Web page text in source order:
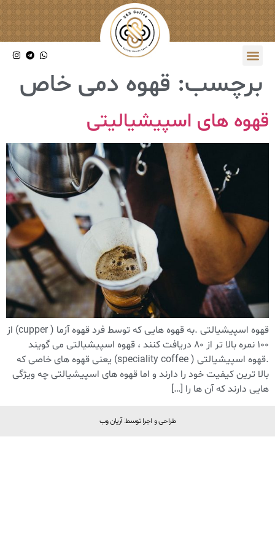
برچسب: قهوه دمی خاص
قهوه های اسپیشیالیتی
قهوه اسپیشیالتی .به قهوه هایی که توسط فرد قهوه آزما ( cupper) از
۱۰۰ نمره بالا تر از ۸۰ دریافت کنند ، قهوه اسپیشیالتی می گویند
.قهوه اسپیشیالتی ( speciality coffee) یعنی قهوه های خاصی که
بالا ترین کیفیت خود را دارند و اما قهوه های اسپیشیالتی چه ویژگی
هایی دارند که آن ها را […]
طراحی و اجرا توسط: آریان وب